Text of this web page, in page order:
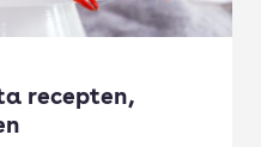
recepten,